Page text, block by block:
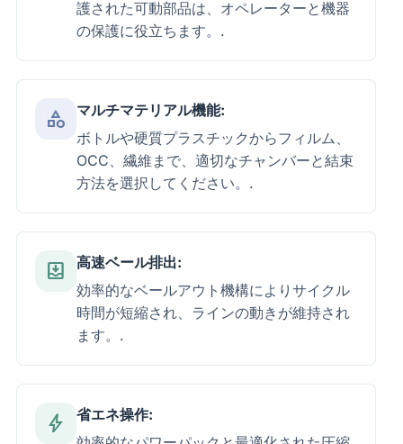
護された可動部品は、オペレーターと機器
の保護に役立ちます。.
category
マルチマテリアル機能:
ボトルや硬質プラスチックからフィルム、
OCC、繊維まで、適切なチャンバーと結束
方法を選択してください。.
move_to_inbox
高速ベール排出:
効率的なベールアウト機構によりサイクル
時間が短縮され、ラインの動きが維持され
ます。.
bolt
省エネ操作: